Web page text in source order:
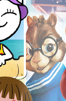
wyjść poza
dużo zwykłego
mnie spotkać: